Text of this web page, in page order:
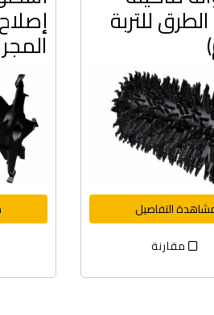
للتربة
التفاصيل
مقارنة